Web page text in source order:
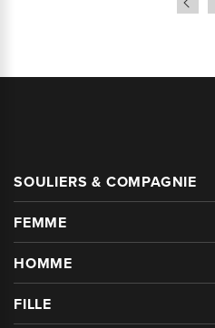
SOULIERS & COMPAGNIE
FEMME
HOMME
FILLE